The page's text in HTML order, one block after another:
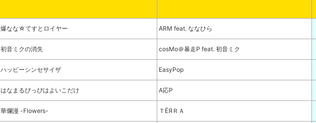
爆なな☆てすとロイヤー ARM feat. ななひら
初音ミクの消失 cosMo＠暴走P feat. 初音ミク
ハッピーシンセサイザ EasyPop
はなまるぴっぴはよいこだけ A応P
華爛漫 -Flowers- ＴЁЯＲＡ